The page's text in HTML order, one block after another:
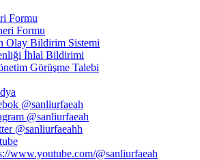
Formu
Formu
Olay Bildirim Sistemi
İhlal Bildirimi
Görüşme Talebi
@sanliurfaeah
@sanliurfaeah
@sanliurfaeahh
www.youtube.com/@sanliurfaeah